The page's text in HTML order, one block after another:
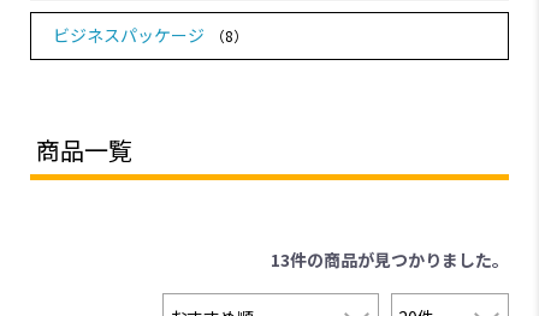
ビジネスパッケージ （8）
商品一覧
13件の商品が見つかりました。